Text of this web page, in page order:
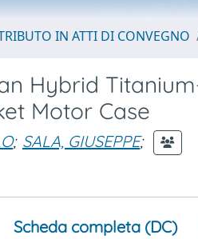
IN ATTI DI CONVEGNO
Hybrid
Motor Case
; SALA, GIUSEPPE;
Scheda completa (DC)